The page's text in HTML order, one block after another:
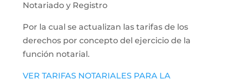
Notariado y Registro
Por la cual se actualizan las tarifas de los
derechos por concepto del ejercicio de la
función notarial.
VER TARIFAS NOTARIALES PARA LA